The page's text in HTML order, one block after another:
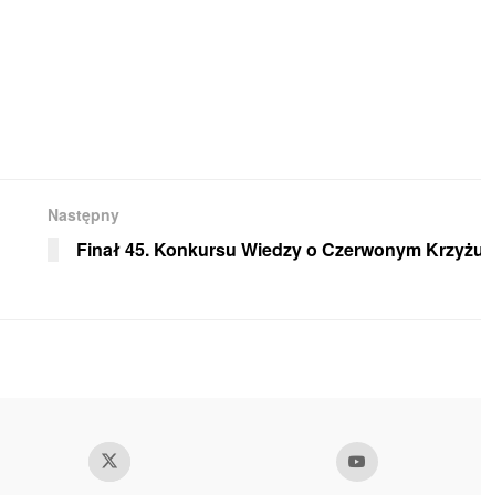
Następny
Finał 45. Konkursu Wiedzy o Czerwonym